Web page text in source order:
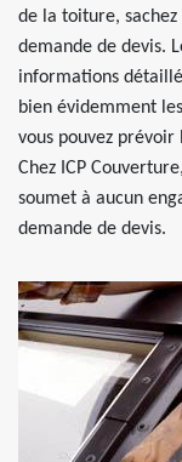
de la toiture,
demande de devis.
informations
bien évidemment
vous pouvez
Chez ICP
soumet à aucun
demande de devis.